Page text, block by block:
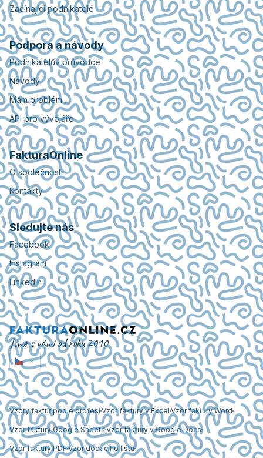
Začínající podnikatelé
Podpora a návody
Podnikatelův průvodce
Návody
Mám problém
API pro vývojáře
FakturaOnline
O společnosti
Kontakty
Sledujte nás
Facebook
Instagram
LinkedIn
Jsme s vámi od roku 2010
Vzory faktur podle profesíVzor faktury v Excel Vzor faktury Word
Vzor faktury Google SheetsVzor faktury v Google Docs
Vzor faktury PDFVzor dodacího listu